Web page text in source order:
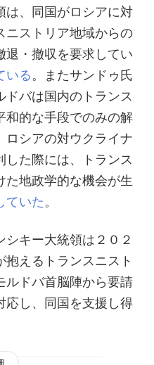
は、同国がロシアに対
ニストリア地域からの
退・撤収を要求してい
いる。またサンドゥ氏
ドバは国内のトランス
和的な手段でのみの解
ロシアの対ウクライナ
した際には、トランス
た地政学的な機会が生
ていた 。
シキー大統領は２０２
抱えるトランスニスト
ルドバ首脳陣から要請
応し、同国を支援し得